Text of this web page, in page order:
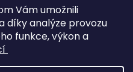
Vám umožnili
díky analýze provozu
funkce, výkon a